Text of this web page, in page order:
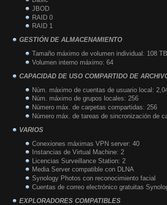
JBOD
RAID 0
RAID 1
GESTIÓN DE ALMACENAMIENTO
Tamaño máximo de volumen individual: 108 TB
Volumen interno máximo: 64
CAPACIDAD DE USO COMPARTIDO DE
Núm. máximo de cuentas de usuario local:
Núm. máximo de grupos locales: 256
Número máx. de carpetas compartidas: 256
Número máx. de tareas de sincronización de
VARIOS
Conexiones máximas VPN server: 40
Instancias de Virtual Machine: 2
Licencias Surveillance Station: 2
Media Server compatible con DLNA
Synology Photos con reconocimiento facial
Cuentas de correo electrónico gratuitas
EXPLORADORES COMPATIBLES